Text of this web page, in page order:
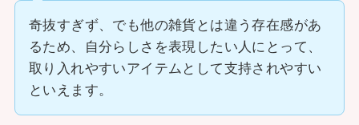
奇抜すぎず、でも他の雑貨とは違う存在感があ
るため、自分らしさを表現したい人にとって、
取り入れやすいアイテムとして支持されやすい
といえます。